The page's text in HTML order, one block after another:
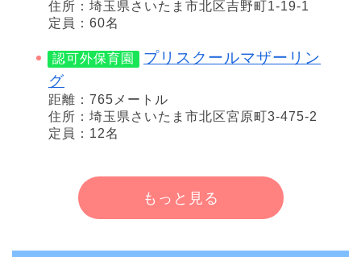
住所：埼玉県さいたま市北区吉野町1-19-1
定員：60名
認可外保育園
プリスクールマザーリン
グ
距離：765メートル
住所：埼玉県さいたま市北区宮原町3-475-2
定員：12名
もっと見る